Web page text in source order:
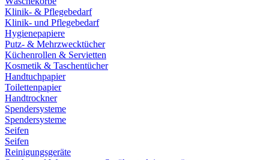
Klinik- & Pflegebedarf
Klinik- und Pflegebedarf
Hygienepapiere
Putz- & Mehrzwecktücher
Küchenrollen & Servietten
Kosmetik & Taschentücher
Handtuchpapier
Toilettenpapier
Handtrockner
Spendersysteme
Spendersysteme
Seifen
Seifen
Reinigungsgeräte